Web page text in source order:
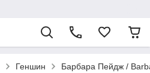
Геншин Барбара Пейдж /